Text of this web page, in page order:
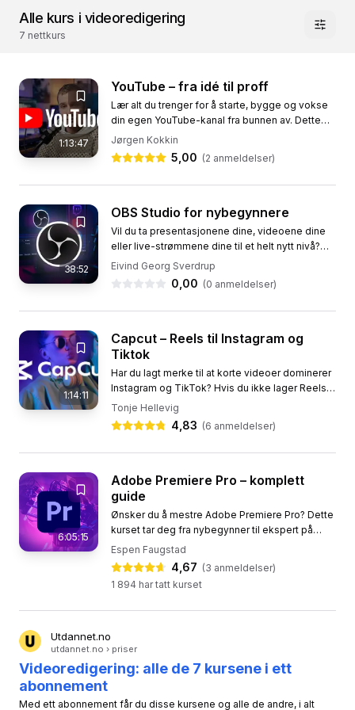
Alle kurs i videoredigering
7 nettkurs
1:13:47
YouTube – fra idé til proff
Lær alt du trenger for å starte, bygge og vokse
din egen YouTube-kanal fra bunnen av. Dette
kurset tar deg gjennom hele reisen – fra å
opprette en Google-konto...
Jørgen Kokkin
5,00 (2 anmeldelser)
38:52
OBS Studio for nybegynnere
Vil du ta presentasjonene dine, videoene dine
eller live-strømmene dine til et helt nytt nivå?
OBS Studio er det profesjonelle verktøyet som
Eivind Georg Sverdrup
0,00 (0 anmeldelser)
1:14:11
Capcut – Reels til Instagram og
Tiktok
Har du lagt merke til at korte videoer dominerer
Instagram og TikTok? Hvis du ikke lager Reels,
går du glipp av muligheten til å nå ut til tusenvis
av...
Tonje Hellevig
4,83 (6 anmeldelser)
6:05:15
Adobe Premiere Pro – komplett
guide
Ønsker du å mestre Adobe Premiere Pro? Dette
kurset tar deg fra nybegynner til ekspert på
videoredigering, uten at du trenger
forkunnskaper. Med over 60...
Espen Faugstad
4,67 (3 anmeldelser)
1 894 har tatt kurset
Utdannet.no
utdannet.no › priser
Videoredigering: alle de 7 kursene i ett
abonnement
Med ett abonnement får du disse kursene og alle de andre, i alt